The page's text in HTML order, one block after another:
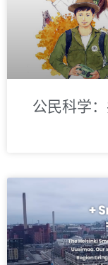
公民科学